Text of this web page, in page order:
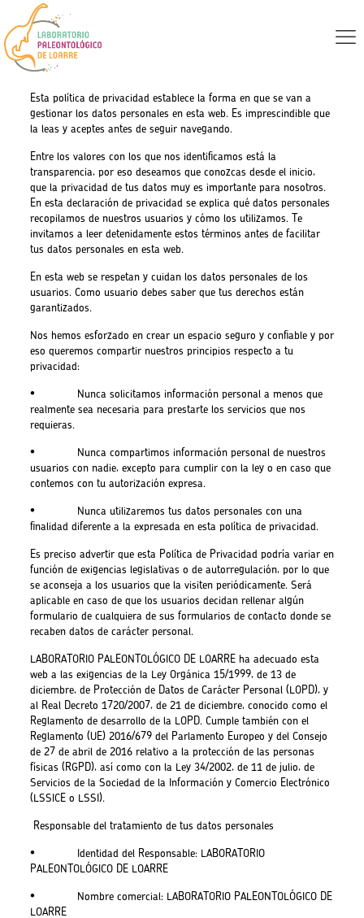
Esta política de privacidad establece la forma en que se van a
gestionar los datos personales en esta web. Es imprescindible que
la leas y aceptes antes de seguir navegando.
Entre los valores con los que nos identificamos está la
transparencia, por eso deseamos que conozcas desde el inicio,
que la privacidad de tus datos muy es importante para nosotros.
En esta declaración de privacidad se explica qué datos personales
recopilamos de nuestros usuarios y cómo los utilizamos. Te
invitamos a leer detenidamente estos términos antes de facilitar
tus datos personales en esta web.
En esta web se respetan y cuidan los datos personales de los
usuarios. Como usuario debes saber que tus derechos están
garantizados.
Nos hemos esforzado en crear un espacio seguro y confiable y por
eso queremos compartir nuestros principios respecto a tu
privacidad:
• Nunca solicitamos información personal a menos que
realmente sea necesaria para prestarte los servicios que nos
requieras.
• Nunca compartimos información personal de nuestros
usuarios con nadie, excepto para cumplir con la ley o en caso que
contemos con tu autorización expresa.
• Nunca utilizaremos tus datos personales con una
finalidad diferente a la expresada en esta política de privacidad.
Es preciso advertir que esta Política de Privacidad podría variar en
función de exigencias legislativas o de autorregulación, por lo que
se aconseja a los usuarios que la visiten periódicamente. Será
aplicable en caso de que los usuarios decidan rellenar algún
formulario de cualquiera de sus formularios de contacto donde se
recaben datos de carácter personal.
LABORATORIO PALEONTOLÓGICO DE LOARRE ha adecuado esta
web a las exigencias de la Ley Orgánica 15/1999, de 13 de
diciembre, de Protección de Datos de Carácter Personal (LOPD), y
al Real Decreto 1720/2007, de 21 de diciembre, conocido como el
Reglamento de desarrollo de la LOPD. Cumple también con el
Reglamento (UE) 2016/679 del Parlamento Europeo y del Consejo
de 27 de abril de 2016 relativo a la protección de las personas
físicas (RGPD), así como con la Ley 34/2002, de 11 de julio, de
Servicios de la Sociedad de la Información y Comercio Electrónico
(LSSICE o LSSI).
Responsable del tratamiento de tus datos personales
• Identidad del Responsable: LABORATORIO
PALEONTOLÓGICO DE LOARRE
• Nombre comercial: LABORATORIO PALEONTOLÓGICO DE
LOARRE